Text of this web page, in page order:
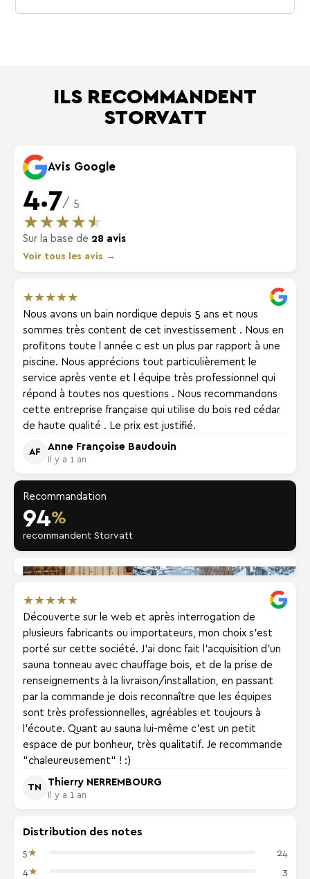
ILS RECOMMANDENT
STORVATT
Avis Google
4.7/ 5
★★★★★
Sur la base de 28 avis
Voir tous les avis →
★★★★★
Nous avons un bain nordique depuis 5 ans et nous
sommes très content de cet investissement . Nous en
profitons toute l année c est un plus par rapport à une
piscine. Nous apprécions tout particulièrement le
service après vente et l équipe très professionnel qui
répond à toutes nos questions . Nous recommandons
cette entreprise française qui utilise du bois red cédar
de haute qualité . Le prix est justifié.
AF
Anne Françoise Baudouin
Il y a 1 an
Recommandation
94%
recommandent Storvatt
★★★★★
Découverte sur le web et après interrogation de
plusieurs fabricants ou importateurs, mon choix s'est
porté sur cette société. J'ai donc fait l'acquisition d'un
sauna tonneau avec chauffage bois, et de la prise de
renseignements à la livraison/installation, en passant
par la commande je dois reconnaître que les équipes
sont très professionnelles, agréables et toujours à
l'écoute. Quant au sauna lui-même c'est un petit
espace de pur bonheur, très qualitatif. Je recommande
“chaleureusement“ ! :)
TN
Thierry NERREMBOURG
Il y a 1 an
Distribution des notes
5★
24
4★
3